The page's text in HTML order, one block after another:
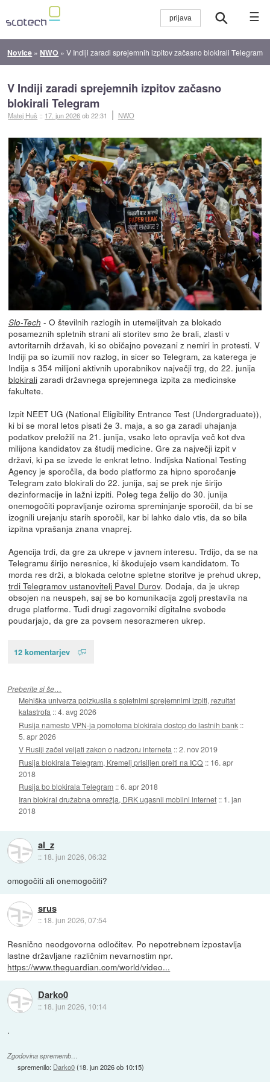
☰
Novice » NWO »V Indiji zaradi sprejemnih izpitov začasno blokirali Telegram
V Indiji zaradi sprejemnih izpitov začasno
blokirali Telegram
Matej Huš :: 17. jun 2026ob 22:31 NWO
Slo-Tech - O številnih razlogih in utemeljitvah za blokado
posameznih spletnih strani ali storitev smo že brali, zlasti v
avtoritarnih državah, ki so običajno povezani z nemiri in protesti. V
Indiji pa so izumili nov razlog, in sicer so Telegram, za katerega je
Indija s 354 milijoni aktivnih uporabnikov največji trg, do 22. junija
blokiralizaradi državnega sprejemnega izpita za medicinske
fakultete.
Izpit NEET UG (National Eligibility Entrance Test (Undergraduate)),
ki bi se moral letos pisati že 3. maja, a so ga zaradi uhajanja
podatkov preložili na 21. junija, vsako leto opravlja več kot dva
milijona kandidatov za študij medicine. Gre za največji izpit v
državi, ki pa se izvede le enkrat letno. Indijska National Testing
Agency je sporočila, da bodo platformo za hipno sporočanje
Telegram zato blokirali do 22. junija, saj se prek nje širijo
dezinformacije in lažni izpiti. Poleg tega želijo do 30. junija
onemogočiti popravljanje oziroma spreminjanje sporočil, da bi se
izognili urejanju starih sporočil, kar bi lahko dalo vtis, da so bila
izpitna vprašanja znana vnaprej.
Agencija trdi, da gre za ukrepe v javnem interesu. Trdijo, da se na
Telegramu širijo neresnice, ki škodujejo vsem kandidatom. To
morda res drži, a blokada celotne spletne storitve je prehud ukrep,
trdi Telegramov ustanovitelj Pavel Durov. Dodaja, da je ukrep
obsojen na neuspeh, saj se bo komunikacija zgolj prestavila na
druge platforme. Tudi drugi zagovorniki digitalne svobode
poudarjajo, da gre za povsem nesorazmeren ukrep.
12 komentarjev
Preberite si še…
Mehiška univerza poizkusila s spletnimi sprejemnimi izpiti, rezultat
katastrofa ::4. avg 2026
Rusija namesto VPN-ja pomotoma blokirala dostop do lastnih bank ::
5. apr 2026
V Rusiji začel veljati zakon o nadzoru interneta ::2. nov 2019
Rusija blokirala Telegram, Kremelj prisiljen preiti na ICQ :: 16. apr
2018
Rusija bo blokirala Telegram ::6. apr 2018
Iran blokiral družabna omrežja, DRK ugasnil mobilni internet :: 1. jan
2018
al_z
:: 18. jun 2026, 06:32
omogočiti ali onemogočiti?
srus
:: 18. jun 2026, 07:54
Resnično neodgovorna odločitev. Po nepotrebnem izpostavlja
lastne državljane različnim nevarnostim npr.
https://www.theguardian.com/world/video...
Darko0
:: 18. jun 2026, 10:14
.
Zgodovina sprememb…
spremenilo: Darko0(18. jun 2026 ob 10:15)